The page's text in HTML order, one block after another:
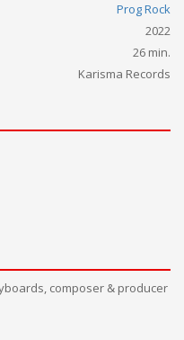
Prog Rock
2022
26 min.
Karisma Records
composer & producer